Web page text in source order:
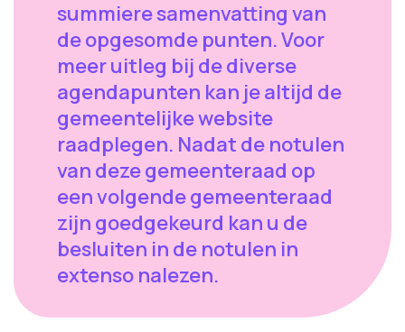
summiere samenvatting van
de opgesomde punten. Voor
meer uitleg bij de diverse
agendapunten kan je altijd de
gemeentelijke website
raadplegen. Nadat de notulen
van deze gemeenteraad op
een volgende gemeenteraad
zijn goedgekeurd kan u de
besluiten in de notulen in
extenso nalezen.